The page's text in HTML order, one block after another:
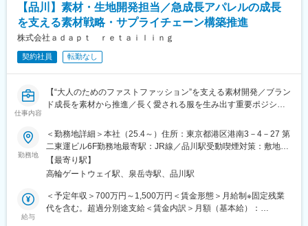
で、残業の多い現職の働き方を変えたいという方にはぴったりの
環境です。
■実際の「製造」に関してはOEM企業に委託。最高の商品を作る
ため、私たちの商品にかける熱意や、こだわりを委託先に伝え、
製造工程での調整や交渉も重要な役割。
■扱うサービス
当社が展開するアパレルブランドの商品全般を対象とし、素材開
発から製造・販売まで一貫した品質管理を担当します。
■組織構成
少数精鋭の専門チームで運営しており、企画・素材開発・生産管
理チームと密に連携しながら業務を進めます。
■業務の魅力
くりに関与できます。組織拡大フェーズにあるため、品質管理体
制や仕組みづくりも主体的に推進できます。
■教育体制
共有を重ね、専門性をさらに高められる環境です。
【品川】素材・生地開発担当／急成長アパレルの成長
を支える素材戦略・サプライチェーン構築推進
株式会社ａｄａｐｔ ｒｅｔａｉｌｉｎｇ
契約社員 転勤なし
仕事内容
【“大人のためのファストファッション”を支える素材開発／ブラン
ド成長を素材から推進／長く愛される服を生み出す重要ポジショ
■業務概要
当社が運営するアパレルブランド「coca」にて、素材・生地開発
担当としてブランドの根幹を担うポジションです。単なるトレン
ド追随ではなく、お客様に日常的に寄り添い、長く愛される価値
ある素材の企画・開発、調達、サプライチェーンの構築および改
善、品質やコストの最適化まで幅広い業務をお任せします。企
画・MD・生産チームと連携しながら、Womens・Mens・Kids全
勤務地
＜勤務地詳細＞本社（25.4～）住所：東京都港区港南3－4－27 第
二東運ビル6F勤務地最寄駅：JR線／品川駅受動喫煙対策：敷地内
全面禁煙変更の範囲：会社の定める事業所
【最寄り駅】
高輪ゲートウェイ駅、泉岳寺駅、品川駅
給与
＜予定年収＞700万円～1,500万円＜賃金形態＞月給制※固定残業
代を含む。超過分別途支給＜賃金内訳＞月額（基本給）：